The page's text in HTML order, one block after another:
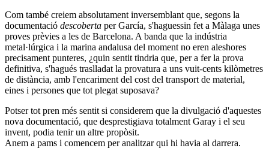
Com també creiem absolutament inversemblant que, segons la
documentació descoberta per García, s'haguessin fet a Màlaga unes
proves prèvies a les de Barcelona. A banda que la indústria
metal·lúrgica i la marina andalusa del moment no eren aleshores
precisament punteres, ¿quin sentit tindria que, per a fer la prova
definitiva, s'hagués traslladat la provatura a uns vuit-cents kilòmetres
de distància, amb l'encariment del cost del transport de material,
eines i persones que tot plegat suposava?
Potser tot pren més sentit si considerem que la divulgació d'aquestes
nova documentació, que desprestigiava totalment Garay i el seu
invent, podia tenir un altre propòsit.
Anem a pams i comencem per analitzar qui hi havia al darrera.